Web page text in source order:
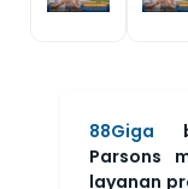
88Giga
Parsons
layanan